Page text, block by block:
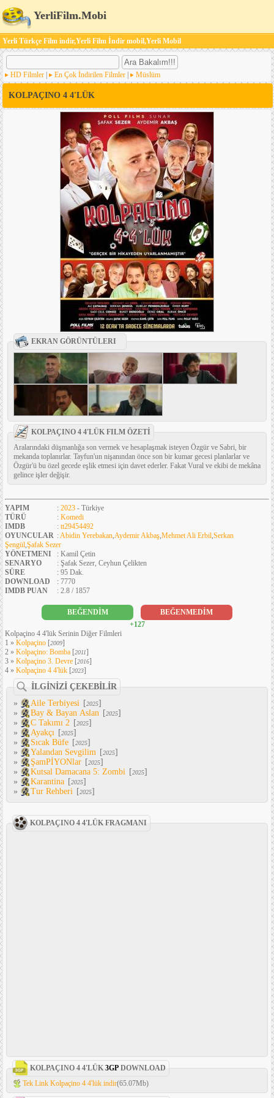
YerliFilm.Mobi
Yerli Türkçe Film indir,Yerli Film İndir mobil,Yerli Mobil
HD Filmler En Çok İndirilen Filmler Müslüm
KOLPAÇINO 4 4'LÜK
EKRAN GÖRÜNTÜLERI
KOLPAÇINO 4 4'LÜK FILM ÖZETİ
Aralarındaki düşmanlığa son vermek ve hesaplaşmak isteyen Özgür ve Sabri, bir
mekanda toplanırlar. Tayfun'un nişanından önce son bir kumar gecesi planlarlar ve
Özgür'ü bu özel gecede eşlik etmesi için davet ederler. Fakat Vural ve ekibi de mekâna
gelince işler değişir.
YAPIM : 2023 - Türkiye
TÜRÜ
: Komedi
IMDB
: tt29454492
OYUNCULAR :Abidin Yerebakan,Aydemir Akbaş,Mehmet Ali Erbil,Serkan
Şengül,Şafak Sezer
YÖNETMENI
: Kamil Çetin
SENARYO
: Şafak Sezer, Ceyhun Çelikten
SÜRE
: 95 Dak.
DOWNLOAD
: 7770
IMDB PUAN
: 2.8 / 1857
BEĞENDİM
BEĞENMEDİM
+127
Kolpaçino 4 4'lük Serinin Diğer Filmleri
1 » Kolpaçino [2009]
2 » Kolpaçino: Bomba [2011]
3 » Kolpaçino 3. Devre [2016]
4 » Kolpaçino 4 4'lük [2023]
İLGİNİZİ ÇEKEBİLİR
»
Aile Terbiyesi [2025]
»
Bay & Bayan Aslan [2025]
»
C Takımı 2 [2025]
»
Ayakçı [2025]
»
Sıcak Büfe [2025]
»
Yalandan Sevgilim [2025]
»
ŞamPİYONlar [2025]
»
Kutsal Damacana 5: Zombi [2025]
»
Karantina [2025]
»
Tur Rehberi [2025]
KOLPAÇINO 4 4'LÜK FRAGMANI
KOLPAÇINO 4 4'LÜK 3GP DOWNLOAD
Tek Link Kolpaçino 4 4'lük indir(65.07Mb)